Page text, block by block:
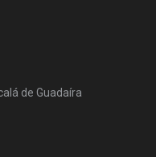
de Guadaíra